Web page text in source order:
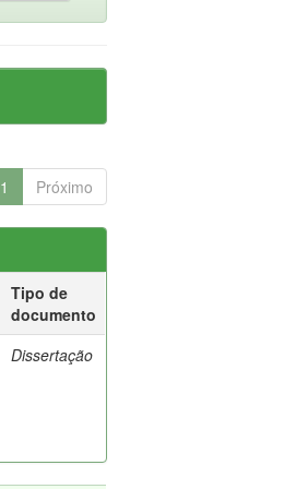
1 Próximo
Tipo de
documento
Dissertação